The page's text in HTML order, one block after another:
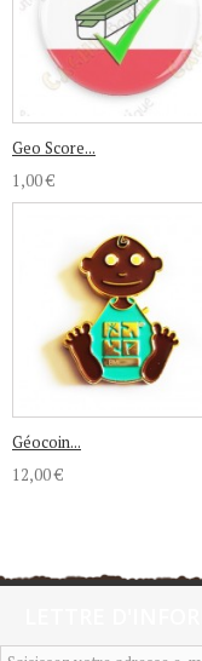
Geo Score...
1,00 €
Géocoin...
12,00 €